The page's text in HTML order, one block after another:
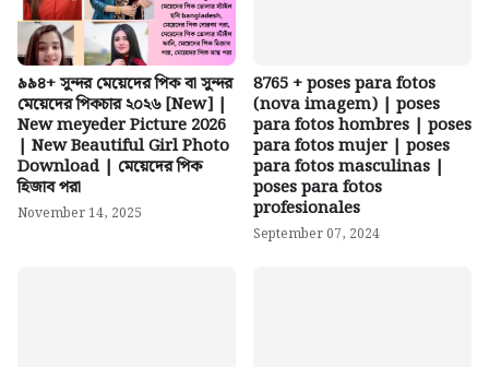
৯৯৪+ সুন্দর মেয়েদের পিক বা সুন্দর
মেয়েদের পিকচার ২০২৬ [New] |
New meyeder Picture 2026
| New Beautiful Girl Photo
Download | মেয়েদের পিক
হিজাব পরা
November 14, 2025
8765 + poses para fotos
(nova imagem) | poses
para fotos hombres | poses
para fotos mujer | poses
para fotos masculinas |
poses para fotos
profesionales
September 07, 2024